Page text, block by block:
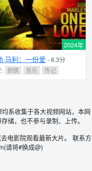
2024年
·马利：一份爱 - 6.3分
剧情 音乐 传记
系收集于各大视频网站，本网
储，也不参与录制、上传。
电影院观看最新大片。 联系方
请将#换成@)